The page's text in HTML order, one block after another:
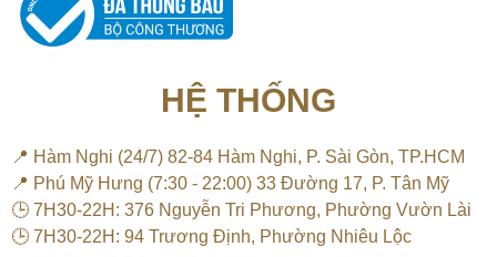
HỆ THỐNG
📍 Hàm Nghi (24/7) 82-84 Hàm Nghi, P. Sài Gòn, TP.HCM
📍 Phú Mỹ Hưng (7:30 - 22:00) 33 Đường 17, P. Tân Mỹ
🕒 7H30-22H: 376 Nguyễn Tri Phương, Phường Vườn Lài
🕒 7H30-22H: 94 Trương Định, Phường Nhiêu Lộc